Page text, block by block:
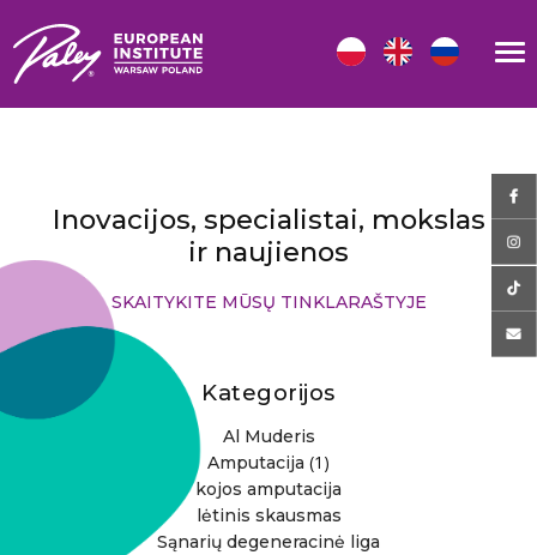
Inovacijos, specialistai, mokslas
ir naujienos
SKAITYKITE MŪSŲ TINKLARAŠTYJE
Kategorijos
Al Muderis
Amputacija (1)
kojos amputacija
lėtinis skausmas
Sąnarių degeneracinė liga